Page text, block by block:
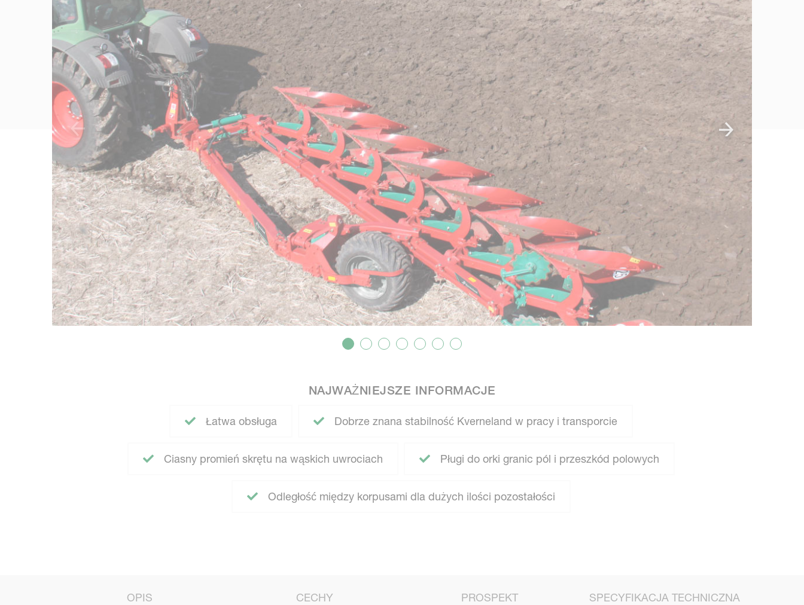
NAJWAŻNIEJSZE INFORMACJE
Łatwa obsługa Dobrze znana stabilność Kverneland w pracy i transporcie
Ciasny promień skrętu na wąskich uwrociach Pługi do orki granic pól i przeszkód polowych
Odległość między korpusami dla dużych ilości pozostałości
OPIS CECHY PROSPEKT SPECYFIKACJA TECHNICZNA